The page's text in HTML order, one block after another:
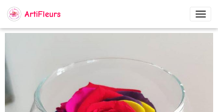
ArtiFleurs